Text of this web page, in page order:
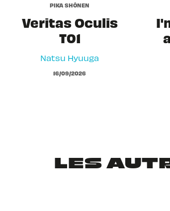
PIKA SHÔNEN
Veritas Oculis
T01
Natsu Hyuuga
16/09/2026
LES